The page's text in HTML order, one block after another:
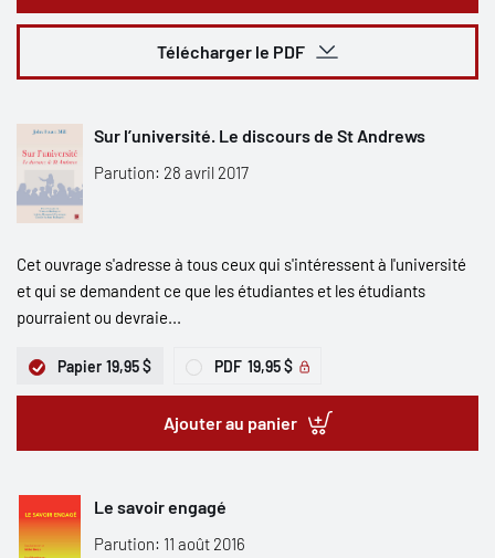
Télécharger le PDF
Sur l’université. Le discours de St Andrews
Parution: 28 avril 2017
Cet ouvrage s'adresse à tous ceux qui s'intéressent à l'université
et qui se demandent ce que les étudiantes et les étudiants
pourraient ou devraie...
Papier 19,95 $ PDF 19,95 $
Ajouter au panier
Le savoir engagé
Parution: 11 août 2016